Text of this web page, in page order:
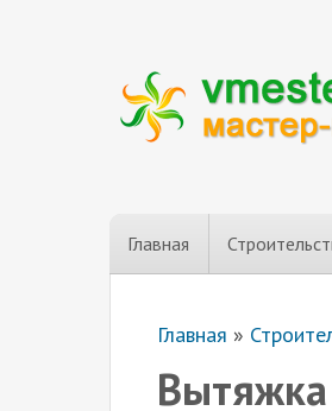
Главная
Главная »